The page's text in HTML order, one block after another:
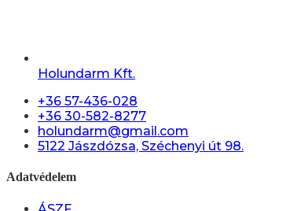
Holundarm Kft.
+36 57-436-028
+36 30-582-8277
holundarm@gmail.com
5122 Jászdózsa, Széchenyi út 98.
Adatvédelem